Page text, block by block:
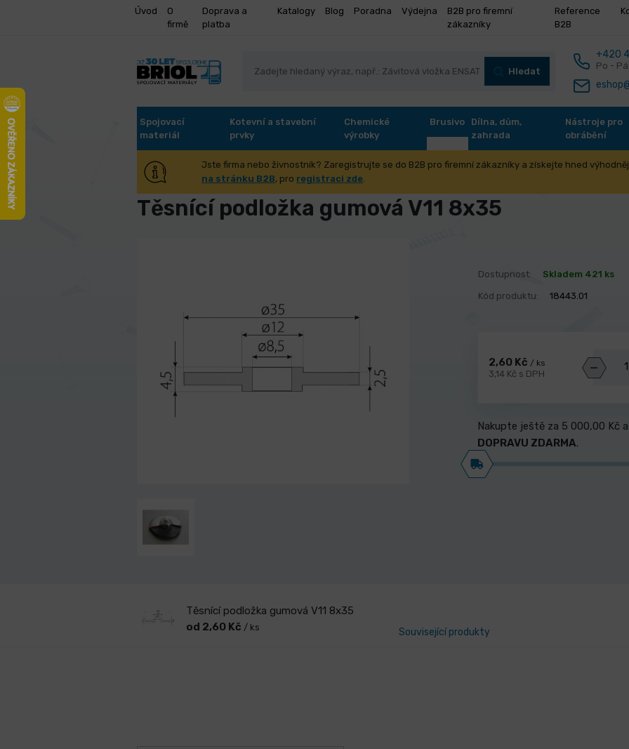
Úvod
O
firmě
Doprava a
platba
Katalogy Blog Poradna Výdejna
B2B pro firemní
zákazníky
Reference
B2B
Hledat
+420
Po -
Spojovací
materiál
Kotevní a stavební
prvky
Chemické
výrobky
Brusivo
Dílna, dům,
zahrada
Nástroje pro
obrábění
Jste firma nebo živnostník? Zaregistrujte se do B2B pro firemní zákazníky a získejte hned
na stránku B2B, pro registraci zde.
Úvod Spojovací materiál Podložky Podložky pro střešní krytiny
Těsnící podložka gumová V11 8x35
Dostupnost: Skladem 421 ks
Kód produktu: 18443.01
2,60 Kč / ks
3,14 Kč s DPH
Nakupte ještě za 5 000,00 Kč
DOPRAVU ZDARMA.
Těsnící podložka gumová V11 8x35
od 2,60 Kč / ks Související produkty